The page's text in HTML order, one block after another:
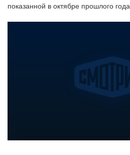
показанной в октябре прошлого года.